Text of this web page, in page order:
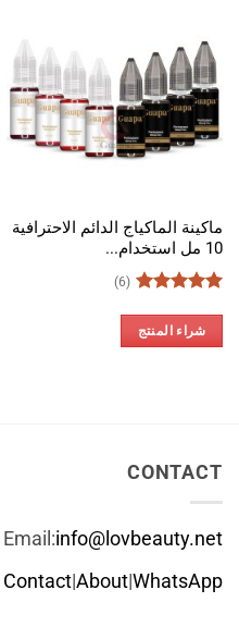
ماكينة الماكياج الدائم الاحترافية
10 مل استخدام...
من 5
(6)
شراء المنتج
CONTACT
Email:info@lovbeauty.net
Contact|About|WhatsApp